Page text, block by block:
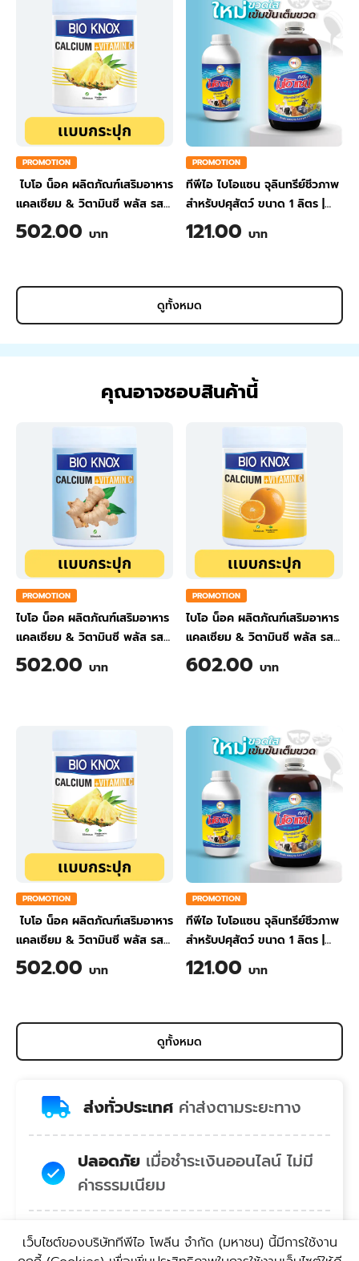
PROMOTION
ไบโอ น็อค ผลิตภัณฑ์เสริมอาหาร
แคลเซียม & วิตามินซี พลัส รส
สับปะรด ขนาด 200 กรัม
502.00 บาท
PROMOTION
ทีพีไอ ไบโอแซน จุลินทรีย์ชีวภาพ
สำหรับปศุสัตว์ ขนาด 1 ลิตร
TPI BIO-SAN Organic
Wastewater Treatment for
121.00 บาท
ดูทั้งหมด
คุณอาจชอบสินค้านี้
PROMOTION
ไบโอ น็อค ผลิตภัณฑ์เสริมอาหาร
แคลเซียม & วิตามินซี พลัส รส
ขิง ขนาด 200 กรัม
502.00 บาท
PROMOTION
ไบโอ น็อค ผลิตภัณฑ์เสริมอาหาร
แคลเซียม & วิตามินซี พลัส รส
ส้ม ขนาด 200 กรัม
602.00 บาท
PROMOTION
ไบโอ น็อค ผลิตภัณฑ์เสริมอาหาร
แคลเซียม & วิตามินซี พลัส รส
สับปะรด ขนาด 200 กรัม
502.00 บาท
PROMOTION
ทีพีไอ ไบโอแซน จุลินทรีย์ชีวภาพ
สำหรับปศุสัตว์ ขนาด 1 ลิตร
TPI BIO-SAN Organic
Wastewater Treatment for
121.00 บาท
ดูทั้งหมด
ส่งทั่วประเทศ ค่าส่งตามระยะทาง
ปลอดภัย เมื่อชำระเงินออนไลน์ ไม่มี
ค่าธรรมเนียม
สบายใจ คอลเซ็นเตอร์พร้อมยินดี
เว็บไซต์ของบริษัททีพีไอ โพลีน จํากัด (มหาชน) นี้มีการใช้งาน